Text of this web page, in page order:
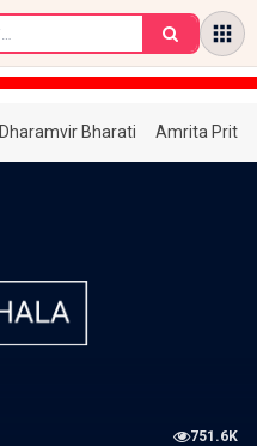
Dharamvir Bharati Amrita
751.6K